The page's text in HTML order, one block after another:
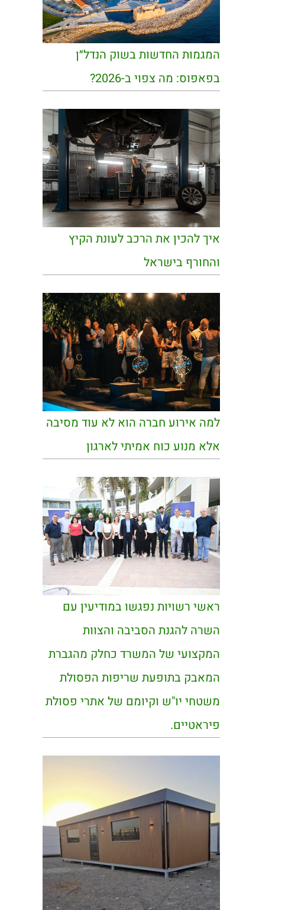
המגמות החדשות בשוק הנדל״ן
בפאפוס: מה צפוי ב-2026?
איך להכין את הרכב לעונת הקיץ
והחורף בישראל
למה אירוע חברה הוא לא עוד מסיבה
אלא מנוע כוח אמיתי לארגון
ראשי רשויות נפגשו במודיעין עם
השרה להגנת הסביבה והצוות
המקצועי של המשרד כחלק מהגברת
המאבק בתופעת שריפות הפסולת
משטחי יו"ש וקיומם של אתרי פסולת
פיראטיים.